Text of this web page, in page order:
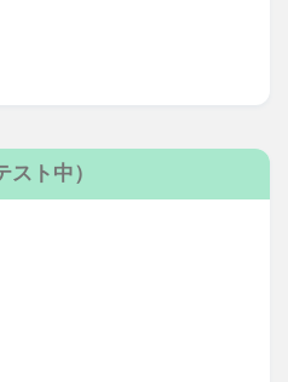
ト中）